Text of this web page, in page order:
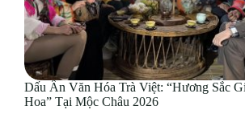
Dấu Ấn Văn Hóa Trà Việt: “Hương Sắc
Hoa” Tại Mộc Châu 2026